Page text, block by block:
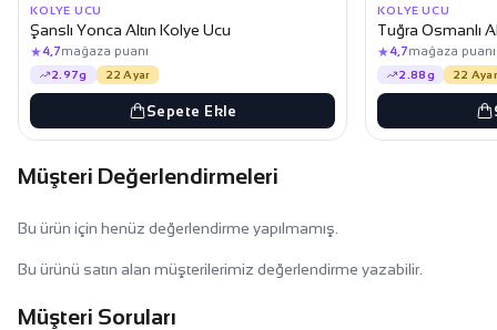
KOLYE UCU
Şanslı Yonca Altın Kolye Ucu
★4,7mağaza puanı
2.97g 22 Ayar
Sepete Ekle
KOLYE UCU
Tuğra Osmanlı
★4,7mağaza puanı
2.88g 22 Ayar
Müşteri Değerlendirmeleri
Bu ürün için henüz değerlendirme yapılmamış.
Bu ürünü satın alan müşterilerimiz değerlendirme yazabilir.
Müşteri Soruları